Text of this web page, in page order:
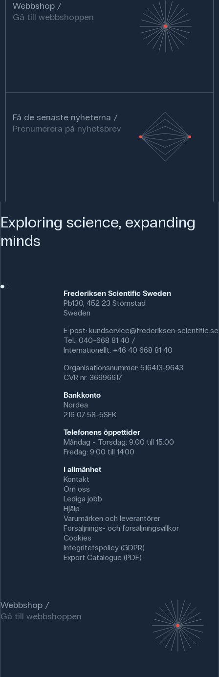
Webbshop
Gå till webbshoppen
Få de senaste nyheterna
Prenumerera på nyhetsbrev
Exploring science, expanding
minds
Frederiksen Scientific Sweden
Pb130, 452 23 Stömstad
Sweden
E-post: kundservice@frederiksen-scientific.se
Tel.: 040-668 81 40 /
Internationellt: +46 40 668 81 40
Organisationsnummer: 516413-9643
CVR nr. 36996617
Bankkonto
Nordea
216 07 58-5SEK
Telefonens öppettider
Måndag - Torsdag: 9:00 till 15:00
Fredag: 9:00 till 14:00
I allmänhet
Kontakt
Om oss
Lediga jobb
Hjälp
Varumärken och leverantörer
Försäljnings- och försäljningsvillkor
Cookies
Integritetspolicy (GDPR)
Export Catalogue (PDF)
Webbshop
Gå till webbshoppen